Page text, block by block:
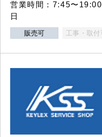
営業時間：7:45〜
日
販売可 工事・取付